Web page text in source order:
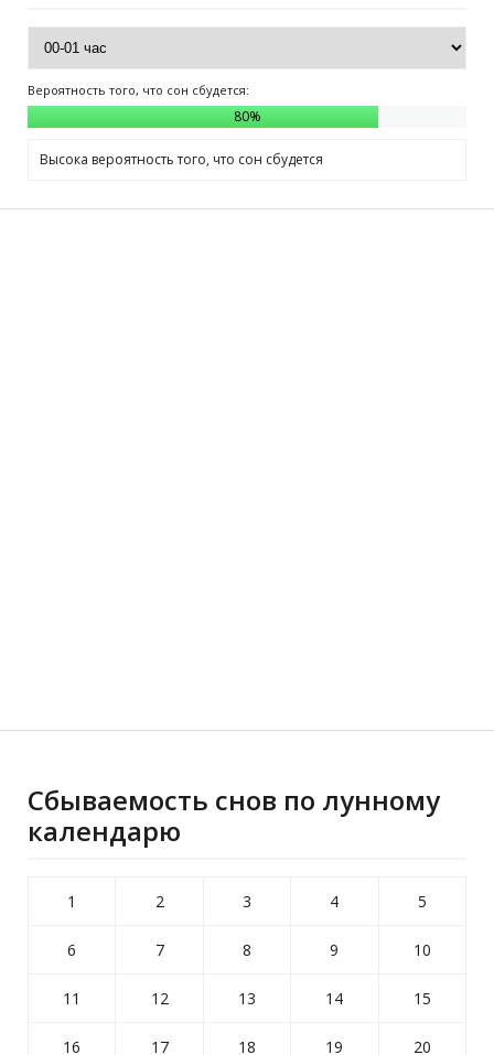
Вероятность того, что сон сбудется:
80%
Высока вероятность того, что сон сбудется
Сбываемость снов по лунному
календарю
1 2 3 4 5
6 7 8 9 10
11 12 13 14 15
16 17 18 19 20